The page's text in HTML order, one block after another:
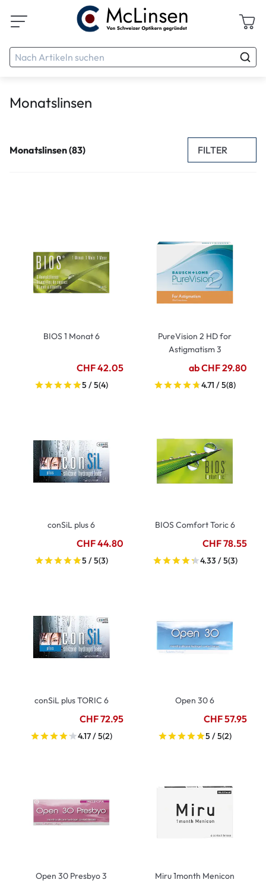
Monatslinsen
Monatslinsen (83) FILTER
BIOS 1 Monat 6
CHF 42.05
5 / 5(4)
PureVision 2 HD for
Astigmatism 3
ab CHF 29.80
4.71 / 5(8)
conSiL plus 6
CHF 44.80
5 / 5(3)
BIOS Comfort Toric 6
CHF 78.55
4.33 / 5(3)
conSiL plus TORIC 6
CHF 72.95
4.17 / 5(2)
Open 30 6
CHF 57.95
5 / 5(2)
Open 30 Presbyo 3
Miru 1month Menicon